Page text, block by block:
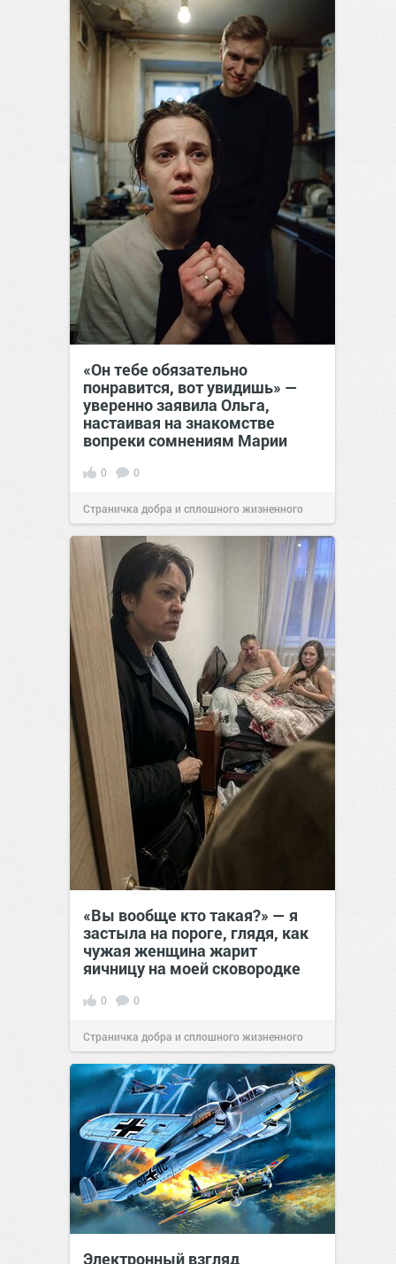
«Он тебе обязательно
понравится, вот увидишь» —
уверенно заявила Ольга,
настаивая на знакомстве
вопреки сомнениям Марии
0 0
Страничка добра и сплошного жизненного
позитива!12:38Сегодня
«Вы вообще кто такая?» — я
застыла на пороге, глядя, как
чужая женщина жарит
яичницу на моей сковородке
0 0
Страничка добра и сплошного жизненного
позитива!11:38Сегодня
Электронный взгляд